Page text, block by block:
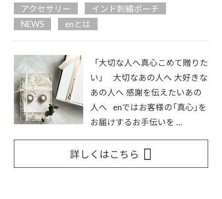
アクセサリー
インド刺繍ポーチ
NEWS
enとは
「大切な人へ真心こめて贈りた
い」 大切なあの人へ 大好きな
あの人へ 感謝を伝えたいあの
人へ enではお客様の「真心」を
お届けするお手伝いを ...
詳しくはこちら